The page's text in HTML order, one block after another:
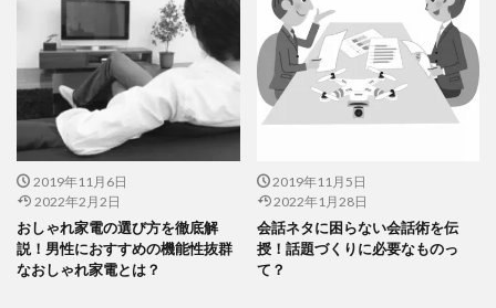
2019年11月6日
2022年2月2日
おしゃれ家電の選び方を徹底解
説！男性におすすめの機能性抜群
なおしゃれ家電とは？
2019年11月5日
2022年1月28日
会話ネタに困らない会話術を伝
授！話題づくりに必要なものっ
て？